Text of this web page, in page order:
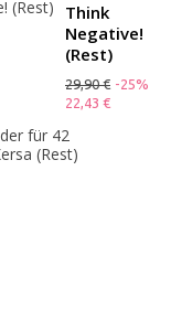
Think
Negative!
(Rest)
29,90 € -25%
22,43 €